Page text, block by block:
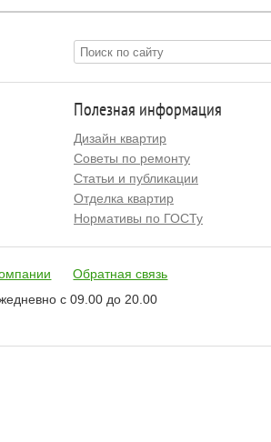
Полезная информация
Дизайн квартир
Советы по ремонту
Статьи и публикации
Отделка квартир
Нормативы по ГОСТу
Обратная связь
с 09.00 до 20.00